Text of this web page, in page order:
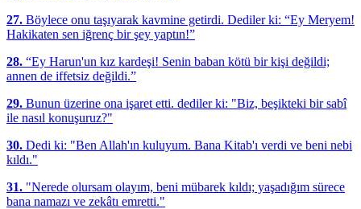
27. Böylece onu taşıyarak kavmine getirdi. Dediler ki: “Ey Meryem!
Hakikaten sen iğrenç bir şey yaptın!”
28. “Ey Harun'un kız kardeşi! Senin baban kötü bir kişi değildi;
annen de iffetsiz değildi.”
29. Bunun üzerine ona işaret etti. dediler ki: "Biz, beşikteki bir sabî
ile nasıl konuşuruz?"
30. Dedi ki: "Ben Allah'ın kuluyum. Bana Kitab'ı verdi ve beni nebi
kıldı."
31. "Nerede olursam olayım, beni mübarek kıldı; yaşadığım sürece
bana namazı ve zekâtı emretti."